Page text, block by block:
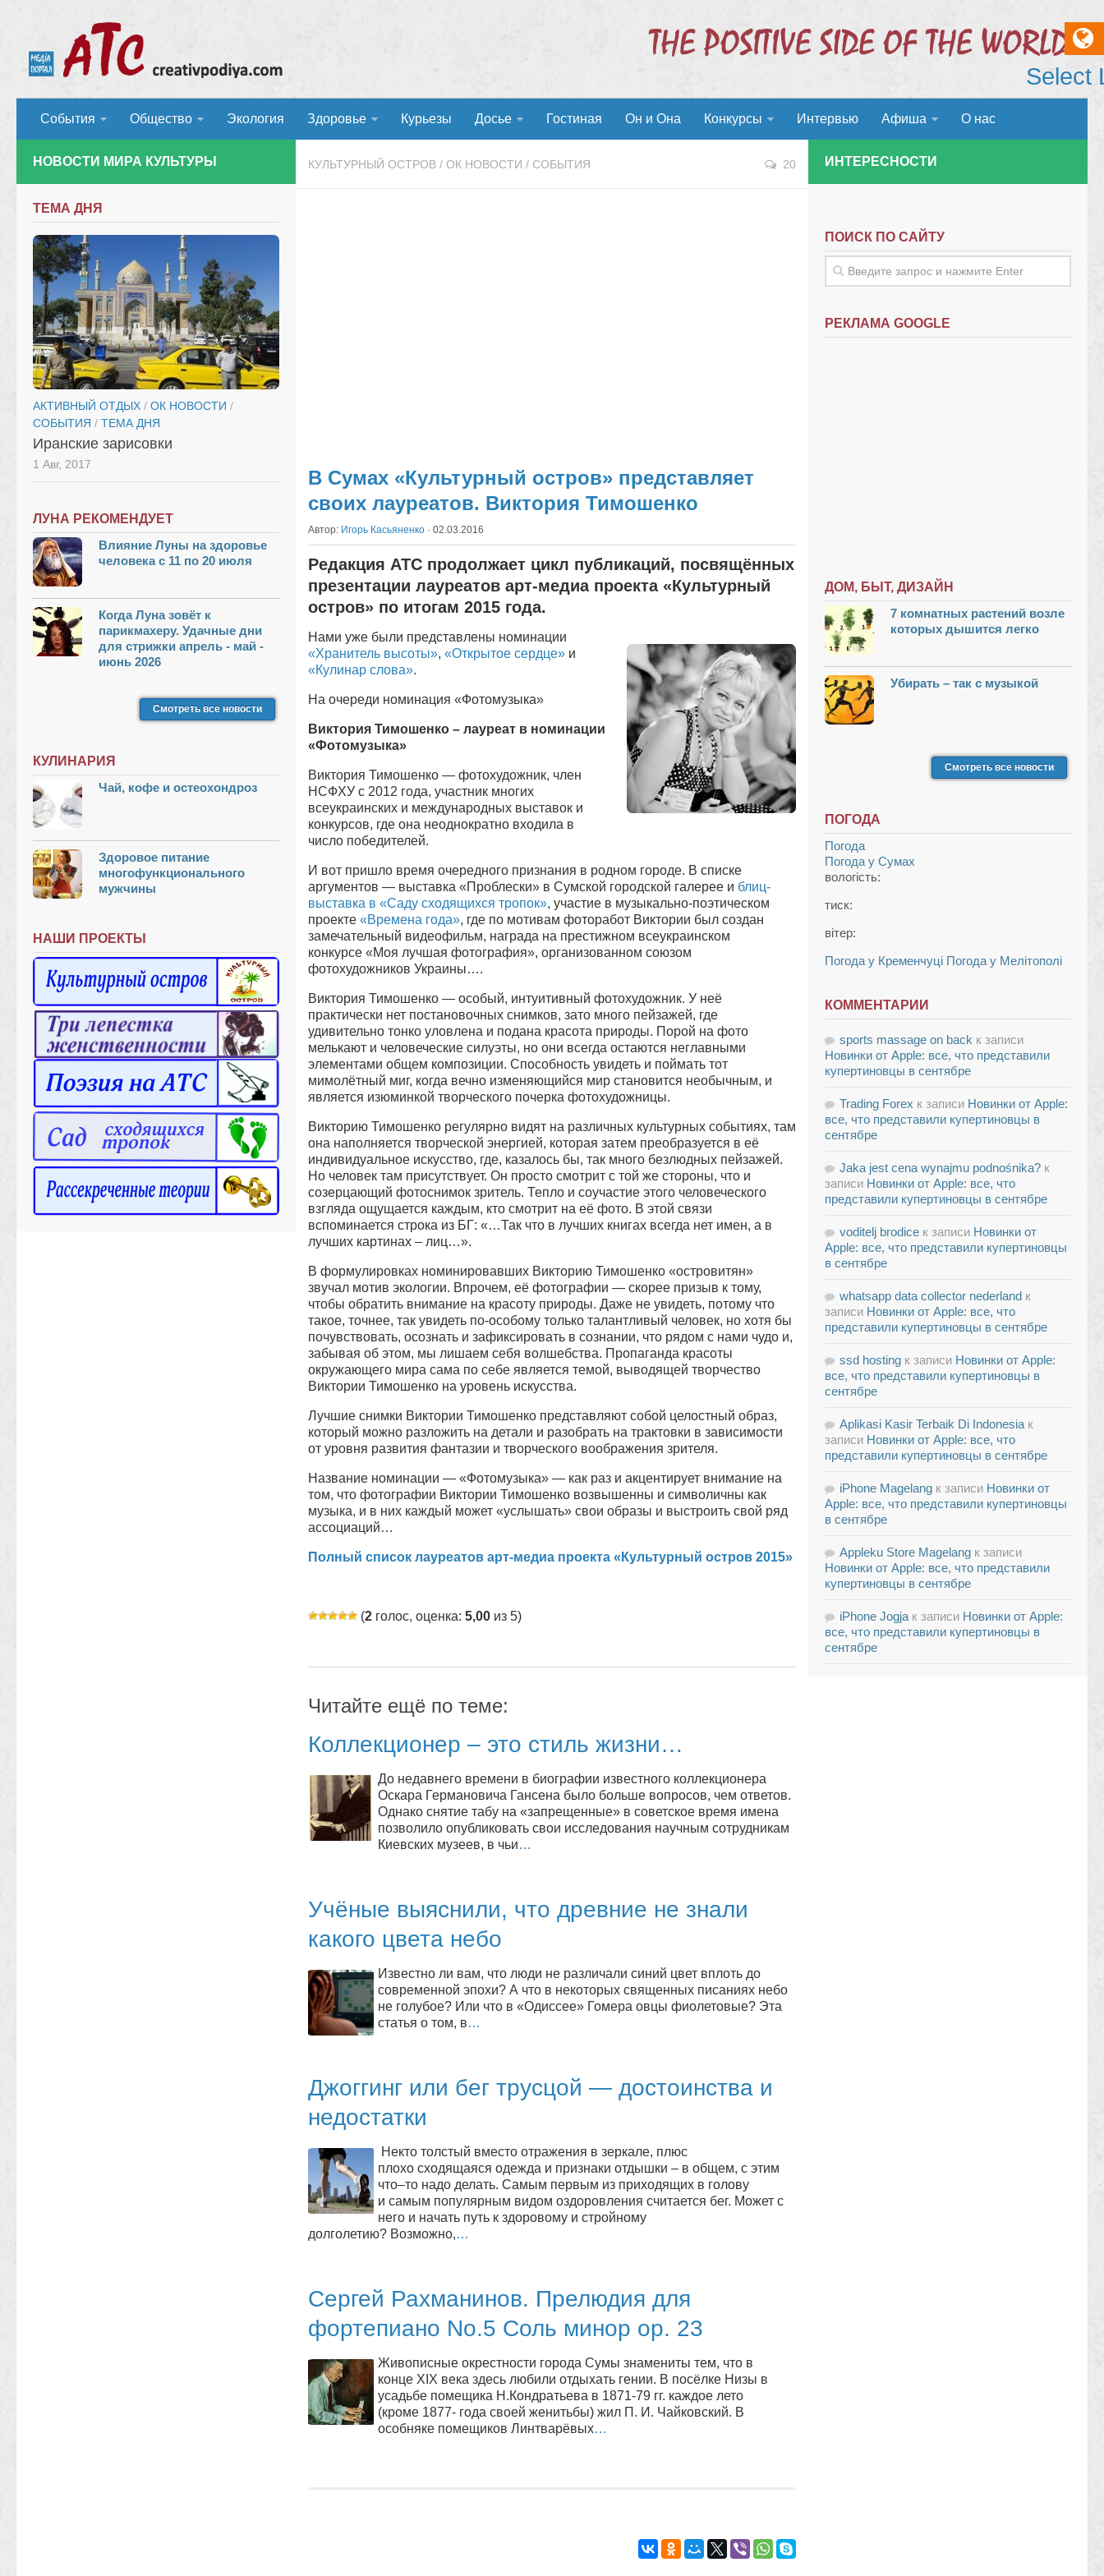
События Общество Экология Здоровье Курьезы Досье Гостиная Он и Она Конкурсы Интервью Афиша О нас
КУЛЬТУРНЫЙ ОСТРОВ / ОК НОВОСТИ / СОБЫТИЯ 20
В Сумах «Культурный остров» представляет
своих лауреатов. Виктория Тимошенко
Автор: Игорь Касьяненко · 02.03.2016
Редакция АТС продолжает цикл публикаций, посвящённых
презентации лауреатов арт-медиа проекта «Культурный
остров» по итогам 2015 года.
Нами уже были представлены номинации
«Хранитель высоты», «Открытое сердце» и
«Кулинар слова».
На очереди номинация «Фотомузыка»
Виктория Тимошенко – лауреат в номинации
«Фотомузыка»
Виктория Тимошенко — фотохудожник, член
НСФХУ с 2012 года, участник многих
всеукраинских и международных выставок и
конкурсов, где она неоднократно входила в
число победителей.
И вот пришло время очередного признания в родном городе. В списке
аргументов — выставка «Проблески» в Сумской городской галерее и блиц-
выставка в «Саду сходящихся тропок», участие в музыкально-поэтическом
проекте «Времена года», где по мотивам фоторабот Виктории был создан
замечательный видеофильм, награда на престижном всеукраинском
конкурсе «Моя лучшая фотография», организованном союзом
фотохудожников Украины….
Виктория Тимошенко — особый, интуитивный фотохудожник. У неё
практически нет постановочных снимков, зато много пейзажей, где
удивительно тонко уловлена и подана красота природы. Порой на фото
мелькают и человеческие силуэты, но они всегда остаются неглавными
элементами общем композиции. Способность увидеть и поймать тот
мимолётный миг, когда вечно изменяющийся мир становится необычным, и
является изюминкой творческого почерка фотохудожницы.
Викторию Тимошенко регулярно видят на различных культурных событиях, там
она наполняется творческой энергией, которая затем преобразуется в её
индивидуальное искусство, где, казалось бы, так много безлюдных пейзажей.
Но человек там присутствует. Он просто смотрит с той же стороны, что и
созерцающий фотоснимок зритель. Тепло и соучастие этого человеческого
взгляда ощущается каждым, кто смотрит на её фото. В этой связи
вспоминается строка из БГ: «…Так что в лучших книгах всегда нет имен, а в
лучших картинах – лиц…».
В формулировках номинировавших Викторию Тимошенко «островитян»
звучал мотив экологии. Впрочем, её фотографии — скорее призыв к тому,
чтобы обратить внимание на красоту природы. Даже не увидеть, потому что
такое, точнее, так увидеть по-особому только талантливый человек, но хотя бы
почувствовать, осознать и зафиксировать в сознании, что рядом с нами чудо и,
забывая об этом, мы лишаем себя волшебства. Пропаганда красоты
окружающего мира сама по себе является темой, выводящей творчество
Виктории Тимошенко на уровень искусства.
Лучшие снимки Виктории Тимошенко представляют собой целостный образ,
который можно разложить на детали и разобрать на трактовки в зависимости
от уровня развития фантазии и творческого воображения зрителя.
Название номинации — «Фотомузыка» — как раз и акцентирует внимание на
том, что фотографии Виктории Тимошенко возвышенны и символичны как
музыка, и в них каждый может «услышать» свои образы и выстроить свой ряд
ассоциаций…
Полный список лауреатов арт-медиа проекта «Культурный остров 2015»
(2 голос, оценка: 5,00 из 5)
Читайте ещё по теме:
Коллекционер – это стиль жизни…
До недавнего времени в биографии известного коллекционера
Оскара Германовича Гансена было больше вопросов, чем ответов.
Однако снятие табу на «запрещенные» в советское время имена
позволило опубликовать свои исследования научным сотрудникам
Киевских музеев, в чьи…
Учёные выяснили, что древние не знали
какого цвета небо
Известно ли вам, что люди не различали синий цвет вплоть до
современной эпохи? А что в некоторых священных писаниях небо
не голубое? Или что в «Одиссее» Гомера овцы фиолетовые? Эта
статья о том, в…
Джоггинг или бег трусцой — достоинства и
недостатки
Некто толстый вместо отражения в зеркале, плюс
плохо сходящаяся одежда и признаки отдышки – в общем, с этим
что–то надо делать. Самым первым из приходящих в голову
и самым популярным видом оздоровления считается бег. Может с
него и начать путь к здоровому и стройному
долголетию? Возможно,…
Сергей Рахманинов. Прелюдия для
фортепиано No.5 Соль минор op. 23
Живописные окрестности города Сумы знамениты тем, что в
конце XIX века здесь любили отдыхать гении. В посёлке Низы в
усадьбе помещика Н.Кондратьева в 1871-79 гг. каждое лето
(кроме 1877- года своей женитьбы) жил П. И. Чайковский. В
особняке помещиков Линтварёвых…
НОВОСТИ МИРА КУЛЬТУРЫ
ТЕМА ДНЯ
АКТИВНЫЙ ОТДЫХ / ОК НОВОСТИ /
СОБЫТИЯ / ТЕМА ДНЯ
Иранские зарисовки
1 Авг, 2017
ЛУНА РЕКОМЕНДУЕТ
Влияние Луны на здоровье
человека с 11 по 20 июля
Когда Луна зовёт к
парикмахеру. Удачные дни
для стрижки апрель - май -
июнь 2026
Смотреть все новости
КУЛИНАРИЯ
Чай, кофе и остеохондроз
Здоровое питание
многофункционального
мужчины
НАШИ ПРОЕКТЫ
ИНТЕРЕСНОСТИ
ПОИСК ПО САЙТУ
РЕКЛАМА GOOGLE
ДОМ, БЫТ, ДИЗАЙН
7 комнатных растений возле
которых дышится легко
Убирать – так с музыкой
Смотреть все новости
ПОГОДА
Погода
Погода у Сумах
вологість:
тиск:
вітер:
Погода у Кременчуці Погода у Мелітополі
КОММЕНТАРИИ
sports massage on back к записи
Новинки от Apple: все, что представили
купертиновцы в сентябре
Trading Forex к записи Новинки от Apple:
все, что представили купертиновцы в
сентябре
Jaka jest cena wynajmu podnośnika? к
записи Новинки от Apple: все, что
представили купертиновцы в сентябре
voditelj brodice к записи Новинки от
Apple: все, что представили купертиновцы
в сентябре
whatsapp data collector nederland к
записи Новинки от Apple: все, что
представили купертиновцы в сентябре
ssd hosting к записи Новинки от Apple:
все, что представили купертиновцы в
сентябре
Aplikasi Kasir Terbaik Di Indonesia к
записи Новинки от Apple: все, что
представили купертиновцы в сентябре
iPhone Magelang к записи Новинки от
Apple: все, что представили купертиновцы
в сентябре
Appleku Store Magelang к записи
Новинки от Apple: все, что представили
купертиновцы в сентябре
iPhone Jogja к записи Новинки от Apple:
все, что представили купертиновцы в
сентябре
Select